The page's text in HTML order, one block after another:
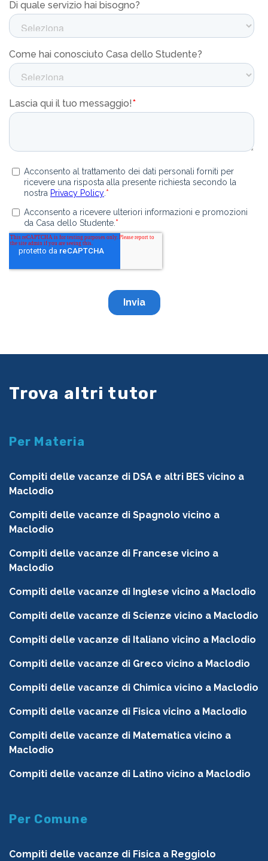
Trova altri tutor
Per Materia
Compiti delle vacanze di DSA e altri BES vicino a
Maclodio
Compiti delle vacanze di Spagnolo vicino a
Maclodio
Compiti delle vacanze di Francese vicino a
Maclodio
Compiti delle vacanze di Inglese vicino a Maclodio
Compiti delle vacanze di Scienze vicino a Maclodio
Compiti delle vacanze di Italiano vicino a Maclodio
Compiti delle vacanze di Greco vicino a Maclodio
Compiti delle vacanze di Chimica vicino a Maclodio
Compiti delle vacanze di Fisica vicino a Maclodio
Compiti delle vacanze di Matematica vicino a
Maclodio
Compiti delle vacanze di Latino vicino a Maclodio
Per Comune
Compiti delle vacanze di Fisica a Reggiolo